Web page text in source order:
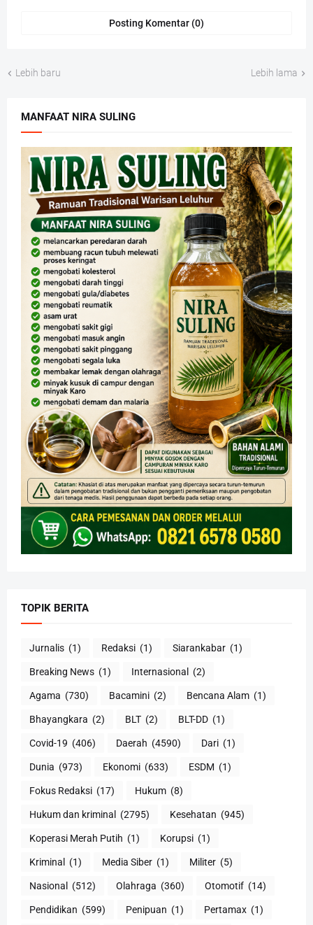
Posting Komentar (0)
Lebih baru Lebih lama
MANFAAT NIRA SULING
TOPIK BERITA
Jurnalis (1) Redaksi (1) Siarankabar (1)
Breaking News (1) Internasional (2)
Agama (730) Bacamini (2) Bencana Alam (1)
Bhayangkara (2) BLT (2) BLT-DD (1)
Covid-19 (406) Daerah (4590) Dari (1)
Dunia (973) Ekonomi (633) ESDM (1)
Fokus Redaksi (17) Hukum (8)
Hukum dan kriminal (2795) Kesehatan (945)
Koperasi Merah Putih (1) Korupsi (1)
Kriminal (1) Media Siber (1) Militer (5)
Nasional (512) Olahraga (360) Otomotif (14)
Pendidikan (599) Penipuan (1) Pertamax (1)